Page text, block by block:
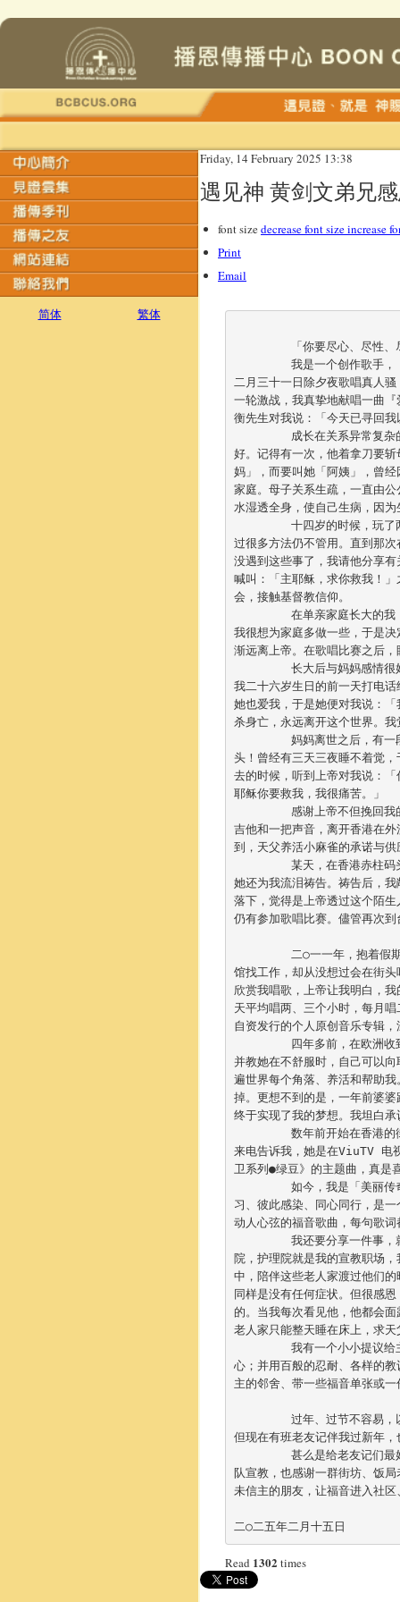
Friday, 14 February 2025 13:38
遇见神 黄剑文弟兄
font sizedecrease font sizeincrease
Print
Email
	我是一个创作歌手，『遇见神』是我在二○二三年「美丽传奇音乐佈道会」演唱的歌曲。在二○二三年十
二月三十一日除夕夜歌唱真人
一轮激战，我真挚地献唱一曲
衡先生对我说：「今天已寻回
好。记得有一次，他着拿刀要
妈」，而要叫她「阿姨」，曾
家庭。母子关系生疏，一直由
水湿透全身，使自己生病，因
	十四岁的时候，玩了两次碟仙后，开始感到被『鬼压』，为求平安，我仿效家人去佛寺参拜观音，但试
过很多方法仍不管用。直到那
没遇到这些事了，我请他分享
喊叫：「主耶稣，求你救我！
会，接触基督教信仰。
	在单亲家庭长大的我，感受到教会充满爱和关心，逐渐融入这个大家庭、参加诗班，很是开心。后来，
我很想为家庭多做一些，于是
渐远离上帝。在歌唱比赛之后
	长大后与妈妈感情很好，有时在放工之后会陪她饮酒，非常享受跟妈妈相聚的时光。可惜好景不常，在
我二十六岁生日的前一天打电
她也爱我，于是她便对我说：
杀身亡，永远离开这个世界。
	妈妈离世之后，有一段时间很失落。因为母亲的自杀，使我万念俱灰，感到很痛苦，更埋下了轻生的念
头！曾经有三天三夜睡不着觉
去的时候，听到上帝对我说：
耶稣你要救我，我很痛苦。」
	感谢上帝不但挽回我的性命，也感谢祂用音乐医治我的伤痛，还让我成为在街头表演的歌手，单凭一支
吉他和一把声音，离开香港在
到，天父养活小麻雀的承诺与
	某天，在香港赤柱码头遇见一名三、四十岁的女士，得知她也是基督徒，于是邀请她一起读《圣经》，
她还为我流泪祷告。祷告后，
落下，觉得是上帝透过这个陌
仍有参加歌唱比赛。儘管再次
馆找工作，却从没想过会在街
欣赏我唱歌，上帝让我明白，
天平均唱两、三个小时，每月
自资发行的个人原创音乐专辑
并教她在不舒服时，自己可以
遍世界每个角落、养活和帮助
掉。更想不到的是，一年前婆
终于实现了我的梦想。我坦白
	数年前开始在香港的街头唱歌。有一次，在我唱歌的时候，有位女士买了我一张唱片光碟，一个星期后
来电告诉我，她是在ViuTV 电
卫系列●绿豆》的主题曲，真是
	如今，我是「美丽传奇」的义工，随队去不同国家作音乐佈道。我认为与弟兄姊妹同心服事、互相学
习、彼此感染、同心同行，是
动人心弦的福音歌曲，每句歌
	我还要分享一件事，就是把握和珍惜所有我可以将福音分享给身旁的人的机会。感谢主将我放在护理
院，护理院就是我的宣教职场
中，陪伴这些老人家渡过他们
同样是没有任何症状。但很感
的。当我每次看见他，他都会
老人家只能整天睡在床上，求
	我有一个小小提议给主内的弟兄姊妹，就是传福音，使徒保罗说：「务要传道，无论得时不得时总要专
心；并用百般的忍耐、各样的
主的邻舍、带一些福音单张或
	过年、过节不容易，以前我最不喜欢就是过年、过节，别人可以开开心心地一家人团聚，而我就没有。
但现在有班老友记伴我过新年
	甚么是给老友记们最好的礼物？就是让他们遇见神，认识天父爸爸的爱。感谢教会在二○二五年，四次出
队宣教，也感谢一群街坊、饭
未信主的朋友，让福音进入社
二○二五年二月十五日
Read 1302 times
简体 繁体